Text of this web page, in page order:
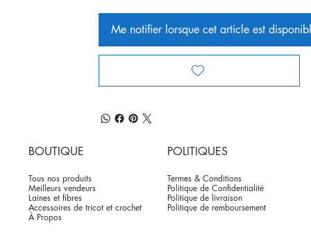
Me notifier lorsque cet article est
BOUTIQUE
Tous nos produits
Meilleurs vendeurs
Laines et fibres
Accessoires de tricot et crochet
À Propos
POLITIQUES
Termes & Conditions
Politique de Confidentialité
Politique de livraison
Politique de remboursement